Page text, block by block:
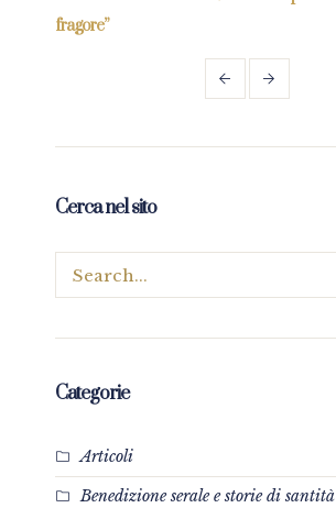
fragore”
Cerca nel sito
Categorie
Articoli
Benedizione serale e storie di santità